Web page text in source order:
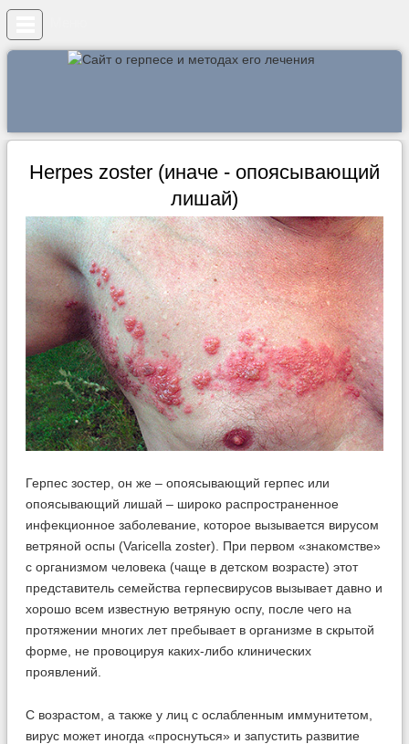
Herpes zoster (иначе - опоясывающий
лишай)
Герпес зостер, он же – опоясывающий герпес или
опоясывающий лишай – широко распространенное
инфекционное заболевание, которое вызывается вирусом
ветряной оспы (Varicella zoster). При первом «знакомстве»
с организмом человека (чаще в детском возрасте) этот
представитель семейства герпесвирусов вызывает давно и
хорошо всем известную ветряную оспу, после чего на
протяжении многих лет пребывает в организме в скрытой
форме, не провоцируя каких-либо клинических
проявлений.
С возрастом, а также у лиц с ослабленным иммунитетом,
вирус может иногда «проснуться» и запустить развитие